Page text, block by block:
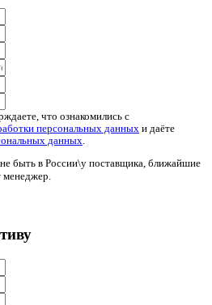
что ознакомились с
персональных данных и даёте
данных.
быть в России\у поставщика, ближайшие
менеджер.